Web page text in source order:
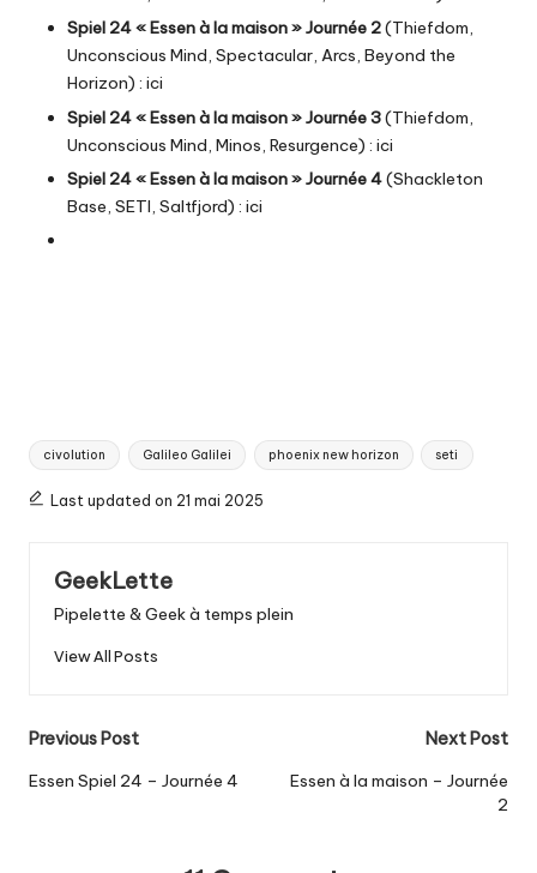
Spiel 24 « Essen à la maison » Journée 2(Thiefdom,
Unconscious Mind, Spectacular, Arcs, Beyond the
Horizon) : ici
Spiel 24 « Essen à la maison » Journée 3(Thiefdom,
Unconscious Mind, Minos, Resurgence) : ici
Spiel 24 « Essen à la maison » Journée 4(Shackleton
Base, SETI, Saltfjord) : ici
Tags:
civolution Galileo Galilei phoenix new horizon seti
Last updated on 21 mai 2025
GeekLette
Pipelette & Geek à temps plein
View All Posts
Post
navigation
Previous Post
Essen Spiel 24 – Journée 4
Next Post
Essen à la maison – Journée
2